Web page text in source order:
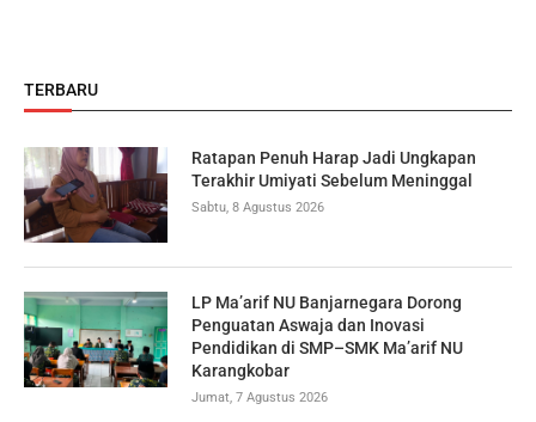
TERBARU
Ratapan Penuh Harap Jadi Ungkapan
Terakhir Umiyati Sebelum Meninggal
Sabtu, 8 Agustus 2026
LP Ma’arif NU Banjarnegara Dorong
Penguatan Aswaja dan Inovasi
Pendidikan di SMP–SMK Ma’arif NU
Karangkobar
Jumat, 7 Agustus 2026